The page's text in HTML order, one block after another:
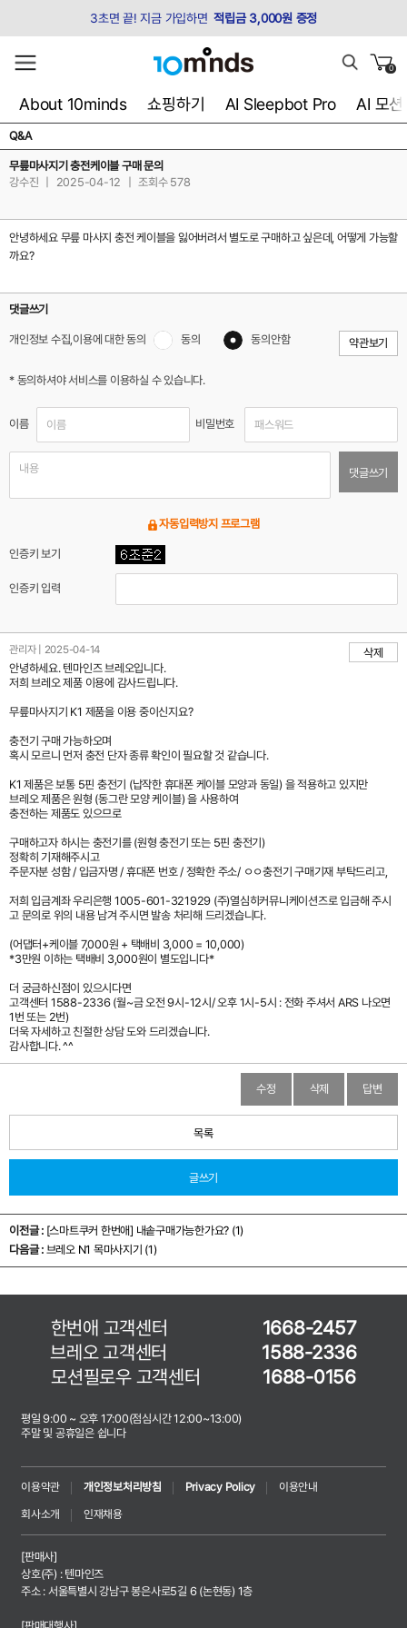
3초면 끝! 지금 가입하면 적립금 3,000원 증정
0
About 10minds 쇼핑하기 AI Sleepbot Pro AI 모션
Q&A
무릎마사지기 충전케이블 구매 문의
강수진
2025-04-12 조회수 578
안녕하세요 무릎 마사지 충전 케이블을 잃어버려서 별도로 구매하고 싶은데, 어떻게 가능할
까요?
댓글쓰기
개인정보 수집,이용에 대한 동의 동의 동의안함 약관보기
* 동의하셔야 서비스를 이용하실 수 있습니다.
이름 비밀번호
댓글쓰기
자동입력방지 프로그램
인증키 보기
인증키 입력
관리자 | 2025-04-14
삭제
안녕하세요. 텐마인즈 브레오입니다.
저희 브레오 제품 이용에 감사드립니다.
무릎마사지기 K1 제품을 이용 중이신지요?
충전기 구매 가능하오며
혹시 모르니 먼저 충전 단자 종류 확인이 필요할 것 같습니다.
K1 제품은 보통 5핀 충전기 (납작한 휴대폰 케이블 모양과 동일) 을 적용하고 있지만
브레오 제품은 원형 (동그란 모양 케이블) 을 사용하여
충전하는 제품도 있으므로
구매하고자 하시는 충전기를 (원형 충전기 또는 5핀 충전기)
정확히 기재해주시고
주문자분 성함 / 입금자명 / 휴대폰 번호 / 정확한 주소/ ㅇㅇ충전기 구매기재 부탁드리고,
저희 입금계좌 우리은행 1005-601-321929 (주)열심히커뮤니케이션즈로 입금해 주시
고 문의로 위의 내용 남겨 주시면 발송 처리해 드리겠습니다.
(어댑터+케이블 7,000원 + 택배비 3,000 = 10,000)
*3만원 이하는 택배비 3,000원이 별도입니다*
더 궁금하신점이 있으시다면
고객센터 1588-2336 (월~금 오전 9시-12시/ 오후 1시-5시 : 전화 주셔서 ARS 나오면
1번 또는 2번)
더욱 자세하고 친절한 상담 도와 드리겠습니다.
감사합니다. ^^
수정 삭제 답변
목록
글쓰기
이전글 : [스마트쿠커 한번애] 내솥구매가능한가요? (1)
다음글 : 브레오 N1 목마사지기 (1)
한번애 고객센터
1668-2457
브레오 고객센터
1588-2336
모션필로우 고객센터
1688-0156
평일 9:00 ~ 오후 17:00(점심시간 12:00~13:00)
주말 및 공휴일은 쉽니다
이용약관 개인정보처리방침 Privacy Policy
이용안내
회사소개
인재채용
[판매사]
상호(주) : 텐마인즈
주소 : 서울특별시 강남구 봉은사로5길 6 (논현동) 1층